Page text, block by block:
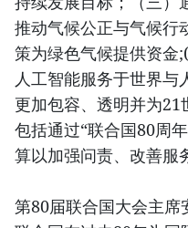
推动气候公正与气候行
策为绿色气候提供资金
人工智能服务于世界与
更加包容、透明并为
包括通过“联合国80周
算以加强问责、改善服
第80届联合国大会主席